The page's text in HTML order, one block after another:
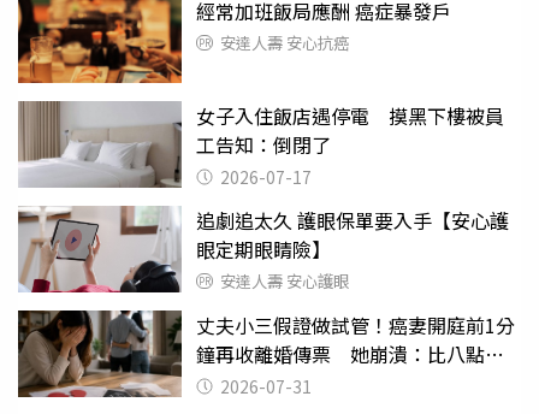
經常加班飯局應酬 癌症暴發戶
安達人壽 安心抗癌
女子入住飯店遇停電 摸黑下樓被員
工告知：倒閉了
2026-07-17
追劇追太久 護眼保單要入手【安心護
眼定期眼睛險】
安達人壽 安心護眼
丈夫小三假證做試管！癌妻開庭前1分
鐘再收離婚傳票 她崩潰：比八點檔
還扯2026-07-31